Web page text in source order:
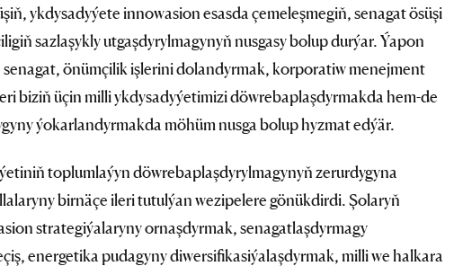
ykdysadyýete innowasion esasda çemeleşmegiň, senagat ösüşi
sazlaşykly utgaşdyrylmagynyň nusgasy bolup durýar. Ýapon
önümçilik işlerini dolandyrmak, korporatiw menejment
biziň üçin milli ykdysadyýetimizi döwrebaplaşdyrmakda hem-de
ýokarlandyrmakda möhüm nusga bolup hyzmat edýär.
toplumlaýyn döwrebaplaşdyrylmagynyň zerurdygyna
birnäçe ileri tutulýan wezipelere gönükdirdi. Şolaryň
strategiýalaryny ornaşdyrmak, senagatlaşdyrmagy
energetika pudagyny diwersifikasiýalaşdyrmak, milli we halkara